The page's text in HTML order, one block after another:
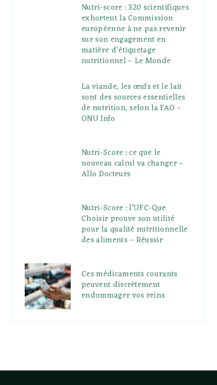
Nutri-score : 320 scientifiques
exhortent la Commission
européenne à ne pas revenir
sur son engagement en
matière d’étiquetage
nutritionnel – Le Monde
La viande, les œufs et le lait
sont des sources essentielles
de nutrition, selon la FAO –
ONU Info
Nutri-Score : ce que le
nouveau calcul va changer –
Allo Docteurs
Nutri-Score : l’UFC-Que
Choisir prouve son utilité
pour la qualité nutritionnelle
des aliments – Réussir
Ces médicaments courants
peuvent discrètement
endommager vos reins